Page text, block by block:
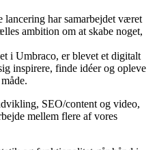
lancering har samarbejdet været
ambition om at skabe noget,
i Umbraco, er blevet et digitalt
inspirere, finde idéer og opleve
SEO/content og video,
mellem flere af vores